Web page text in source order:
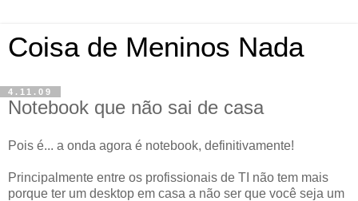
Coisa de Meninos Nada
4.11.09
Notebook que não sai de casa
Pois é... a onda agora é notebook, definitivamente!
Principalmente entre os profissionais de TI não tem mais
porque ter um desktop em casa a não ser que você seja um